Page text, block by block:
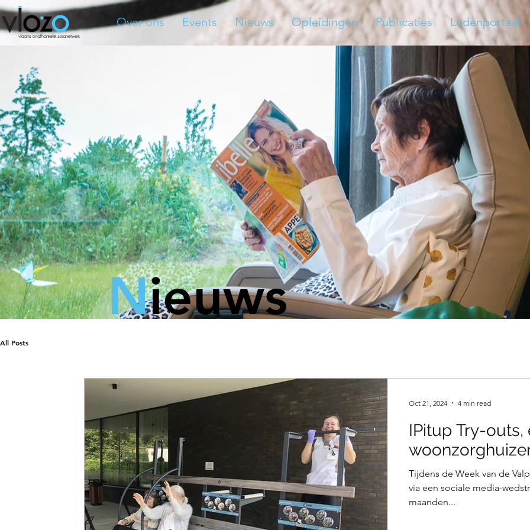
Over ons Events Nieuws Opleidingen Publicaties Ledenportaal
Nieuws
All Posts
IPitup Try-
Tijdens de Week van de
via een sociale media-
maanden...
Oct 21, 2024 4 min read